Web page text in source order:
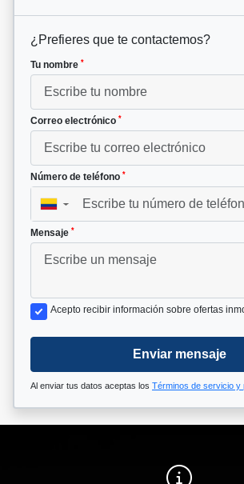
¿Prefieres que te contactemos?
Tu nombre *
Correo electrónico *
Número de teléfono *
▼
Mensaje *
Acepto recibir información sobre ofertas
Enviar mensaje
Al enviar tus datos aceptas los Términos de servicio y